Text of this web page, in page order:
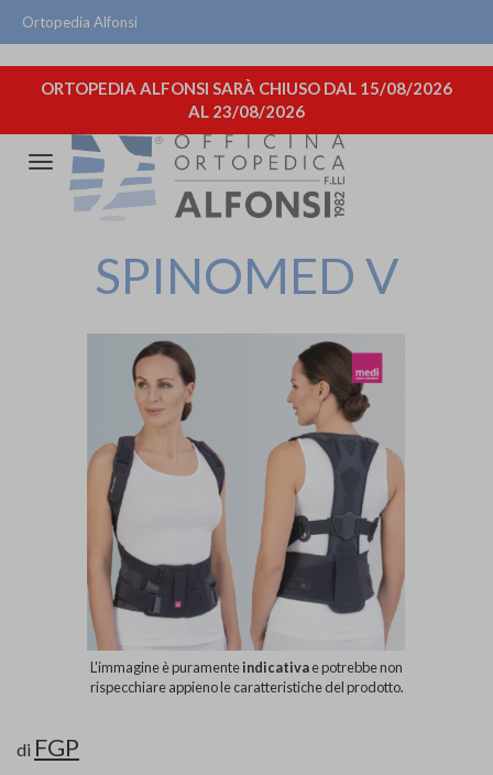
Ortopedia Alfonsi
ORTOPEDIA ALFONSI SARÀ CHIUSO DAL 15/08/2026
AL 23/08/2026
Attiva/disattiva
navigazione
SPINOMED V
L'immagine è puramenteindicativae potrebbe non
rispecchiare appieno le caratteristiche del prodotto.
di FGP